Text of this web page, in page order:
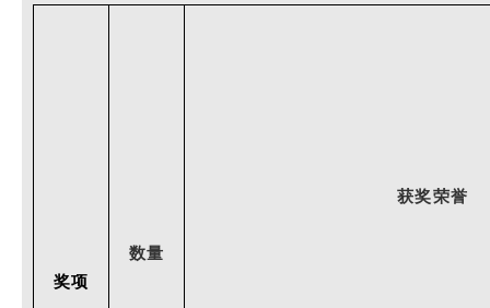
奖项
数量
获奖荣誉